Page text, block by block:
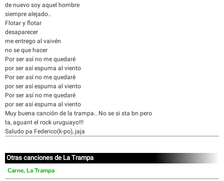
de nuevo soy aquel hombre
siempre alejado..
Flotar y flotar
desaparecer
me entrego al vaivén
no se que hacer
Por ser así no me quedaré
por ser así espuma al viento
Por ser así no me quedaré
por ser así espuma al viento
Por ser así no me quedaré
por ser así espuma al viento
Muy buena canción de la trampa.. No se si sta bn pero
ta, aguant el rock uruguayo!!!
Saludo pa Federico(k-po), jaja
Otras canciones de La Trampa
Carne, La Trampa